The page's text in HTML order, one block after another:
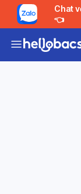
Chat với Bác
👈